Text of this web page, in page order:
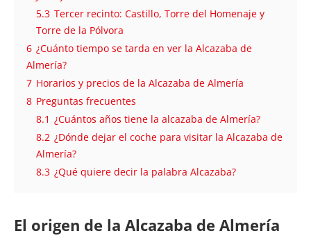
5.3 Tercer recinto: Castillo, Torre del Homenaje y
Torre de la Pólvora
6 ¿Cuánto tiempo se tarda en ver la Alcazaba de
Almería?
7 Horarios y precios de la Alcazaba de Almería
8 Preguntas frecuentes
8.1 ¿Cuántos años tiene la alcazaba de Almería?
8.2 ¿Dónde dejar el coche para visitar la Alcazaba de
Almería?
8.3 ¿Qué quiere decir la palabra Alcazaba?
El origen de la Alcazaba de Almería